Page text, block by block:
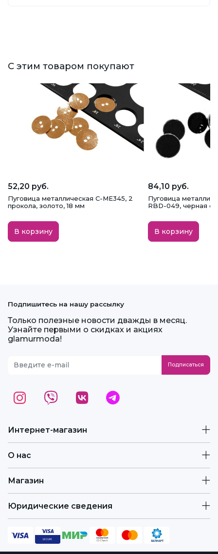
С этим товаром покупают
52,20 руб.
Пуговица металлическая C-ME345, 2
прокола, золото, 18 мм
В корзину
84,10 руб.
Пуговица
RBD-049, черная с
В корзину
Интернет-магазин
О нас
Магазин
Юридические сведения
Подпишитесь на нашу рассылку
Только полезные новости дважды в месяц.
Узнайте первыми о скидках и акциях
glamurmoda!